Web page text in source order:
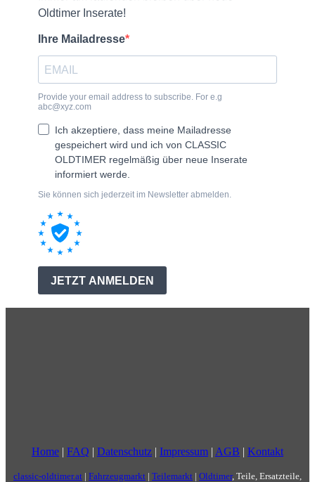
Home | FAQ | Datenschutz | Impressum | AGB | Kontakt
classic-oldtimer.at | Fahrzeugmarkt | Teilemarkt | Oldtimer, Teile, Ersatzteile,